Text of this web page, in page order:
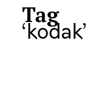
Tag
kodak